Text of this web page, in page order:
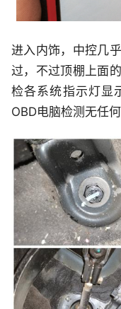
进入内饰，中控几
过，不过顶棚上面
检各系统指示灯显
OBD电脑检测无任何